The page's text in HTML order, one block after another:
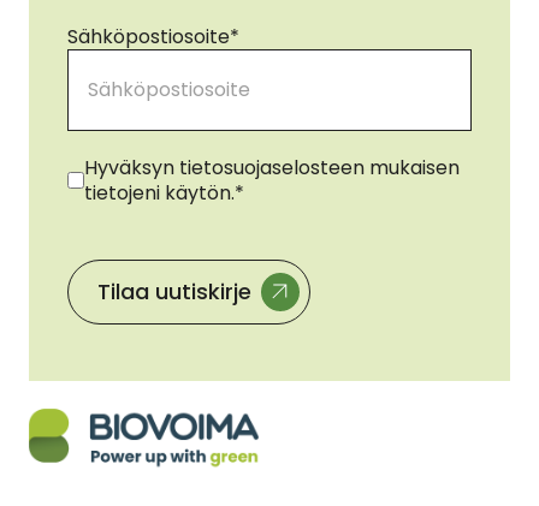
Sähköpostiosoite*
Suostumus*
Hyväksyn tietosuojaselosteen mukaisen
tietojeni käytön.*
Tilaa uutiskirje